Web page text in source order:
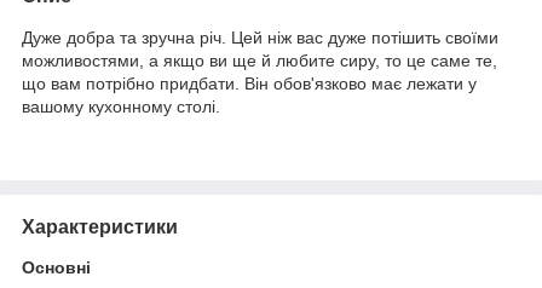
Дуже добра та зручна річ. Цей ніж вас дуже потішить своїми
можливостями, а якщо ви ще й любите сиру, то це саме те,
що вам потрібно придбати. Він обов'язково має лежати у
вашому кухонному столі.
Характеристики
Основні